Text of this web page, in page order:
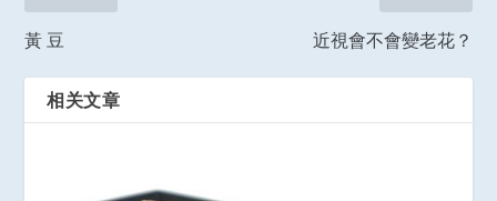
黃 豆 近視會不會變老花？
相关文章